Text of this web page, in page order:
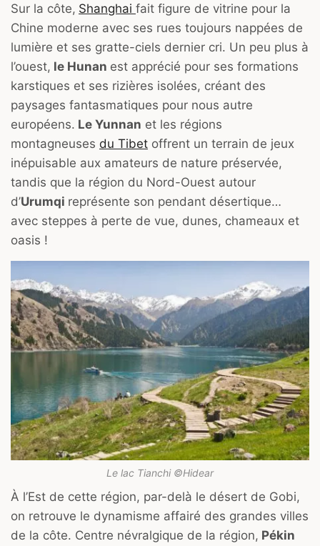
Sur la côte, Shanghai fait figure de vitrine pour la
Chine moderne avec ses rues toujours nappées de
lumière et ses gratte-ciels dernier cri. Un peu plus à
l’ouest, le Hunan est apprécié pour ses formations
karstiques et ses rizières isolées, créant des
paysages fantasmatiques pour nous autre
européens. Le Yunnan et les régions
montagneuses du Tibet offrent un terrain de jeux
inépuisable aux amateurs de nature préservée,
tandis que la région du Nord-Ouest autour
d’Urumqi représente son pendant désertique…
avec steppes à perte de vue, dunes, chameaux et
oasis !
Le lac Tianchi ©Hidear
À l’Est de cette région, par-delà le désert de Gobi,
on retrouve le dynamisme affairé des grandes villes
de la côte. Centre névralgique de la région, Pékin